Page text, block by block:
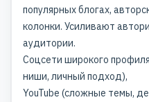
популярных блогах,
колонки. Усиливают
аудитории.
Соцсети широкого
ниши, личный подход),
YouTube (сложные темы,